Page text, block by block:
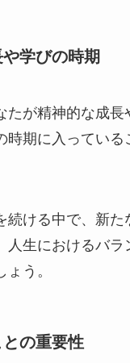
学びの時期
たが精神的な成長
時期に入っている
続ける中で、新た
人生におけるバラ
う。
の重要性